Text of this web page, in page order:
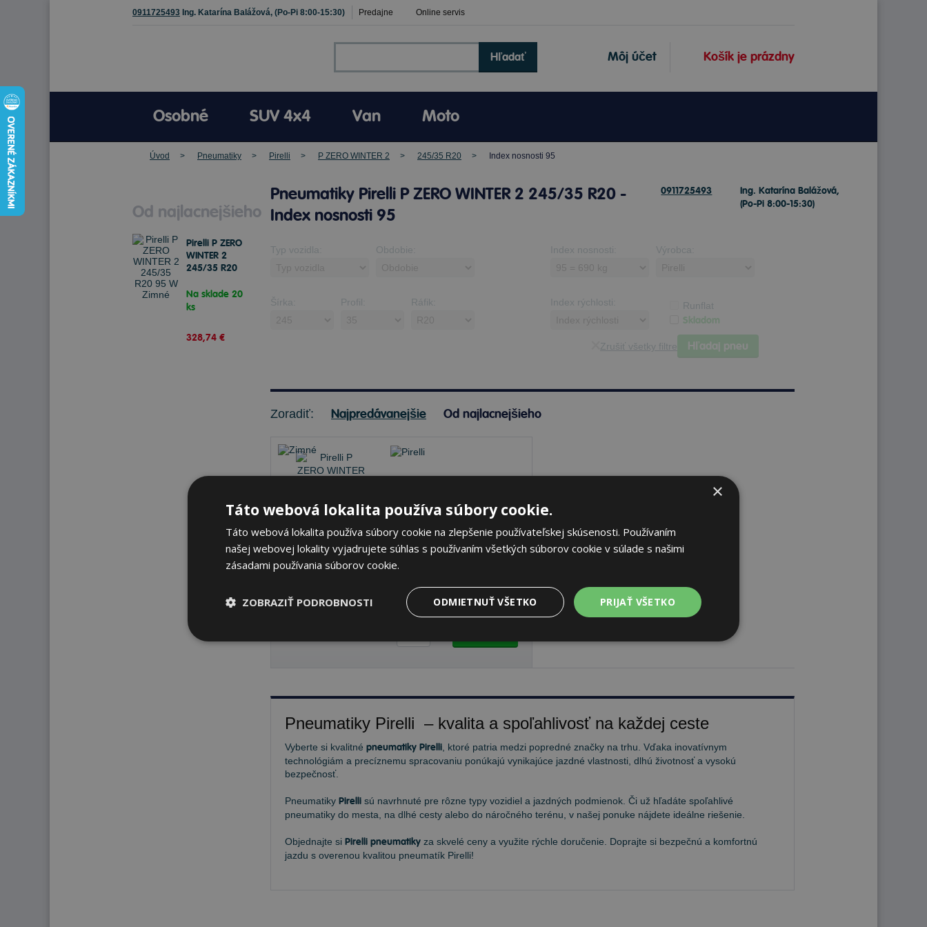
0911725493 Ing. Katarína Balážová, (Po-Pi 8:00-15:30) Predajne Online servis
Košík je prázdny
Môj účet
Hľadať
Osobné SUV 4x4 Van Moto
Úvod Pneumatiky Pirelli P ZERO WINTER 2 245/35 R20 Index nosnosti 95
Od najlacnejšieho
Pirelli P ZERO
WINTER 2
245/35 R20
Na sklade 20
ks
328,74 €
Pneumatiky Pirelli P ZERO WINTER 2 245/35 R20 -
Index nosnosti 95
0911725493
Ing. Katarína Balážová,
(Po-Pi 8:00-15:30)
Typ vozidla: Obdobie: Index nosnosti: Výrobca:
Šírka: Profil: Ráfik: Index rýchlosti: Runflat
Skladom
Zrušiť všetky filtre Hľadaj pneu
Zoradiť: Najpredávanejšie Od najlacnejšieho
245/35 R20 95 W Zimné
Na sklade 20 ks K odberu na predajni 11.8.2026
Pneumatiky Pirelli – kvalita a spoľahlivosť na každej ceste
Vyberte si kvalitné pneumatiky Pirelli , ktoré patria medzi popredné značky na trhu. Vďaka inovatívnym
technológiám a precíznemu spracovaniu ponúkajú vynikajúce jazdné vlastnosti, dlhú životnosť a vysokú
bezpečnosť.
Pneumatiky Pirelli sú navrhnuté pre rôzne typy vozidiel a jazdných podmienok. Či už hľadáte spoľahlivé
pneumatiky do mesta, na dlhé cesty alebo do náročného terénu, v našej ponuke nájdete ideálne riešenie.
Objednajte si Pirelli pneumatiky za skvelé ceny a využite rýchle doručenie. Doprajte si bezpečnú a komfortnú
jazdu s overenou kvalitou pneumatík Pirelli!
×
Táto webová lokalita používa súbory cookie.
Táto webová lokalita používa súbory cookie na zlepšenie používateľskej skúsenosti. Používaním
našej webovej lokality vyjadrujete súhlas s používaním všetkých súborov cookie v súlade s našimi
zásadami používania súborov cookie.
PRIJAŤ VŠETKO
ODMIETNUŤ VŠETKO
ZOBRAZIŤ PODROBNOSTI